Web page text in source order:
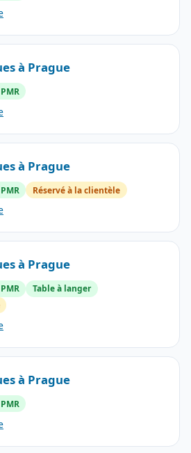
à Prague
à Prague
Réservé à la clientèle
à Prague
Table à langer
à Prague